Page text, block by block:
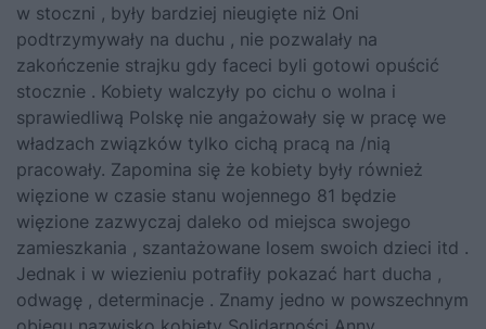
w stoczni , były bardziej nieugięte niż Oni
podtrzymywały na duchu , nie pozwalały na
zakończenie strajku gdy faceci byli gotowi opuścić
stocznie . Kobiety walczyły po cichu o wolna i
sprawiedliwą Polskę nie angażowały się w pracę we
władzach związków tylko cichą pracą na /nią
pracowały. Zapomina się że kobiety były również
więzione w czasie stanu wojennego 81 będzie
więzione zazwyczaj daleko od miejsca swojego
zamieszkania , szantażowane losem swoich dzieci itd .
Jednak i w wiezieniu potrafiły pokazać hart ducha ,
odwagę , determinacje . Znamy jedno w powszechnym